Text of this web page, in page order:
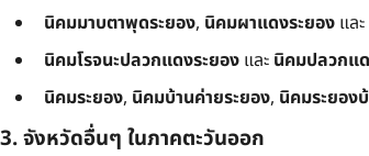
นิคมมาบตาพุดระยอง, นิคมผาแดงระยอง และ
นิคมโรจนะปลวกแดงระยอง และ นิคมปลวกแ
นิคมระยอง, นิคมบ้านค่ายระยอง, นิคมระยอง
3. จังหวัดอื่นๆ ในภาคตะวันออก